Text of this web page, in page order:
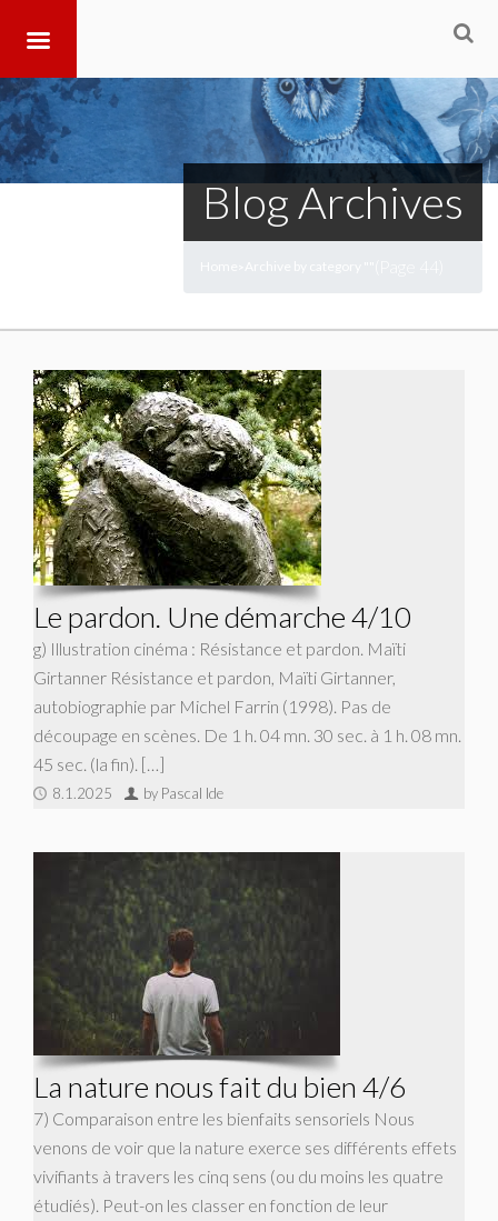
Blog Archives
Le pardon. Une démarche 4/10
g) Illustration cinéma : Résistance et pardon. Maïti
Girtanner Résistance et pardon, Maïti Girtanner,
autobiographie par Michel Farrin (1998). Pas de
découpage en scènes. De 1 h. 04 mn. 30 sec. à 1 h. 08 mn.
45 sec. (la fin). […]
8.1.2025 by Pascal Ide
La nature nous fait du bien 4/6
7) Comparaison entre les bienfaits sensoriels Nous
venons de voir que la nature exerce ses différents effets
vivifiants à travers les cinq sens (ou du moins les quatre
étudiés). Peut-on les classer en fonction de leur